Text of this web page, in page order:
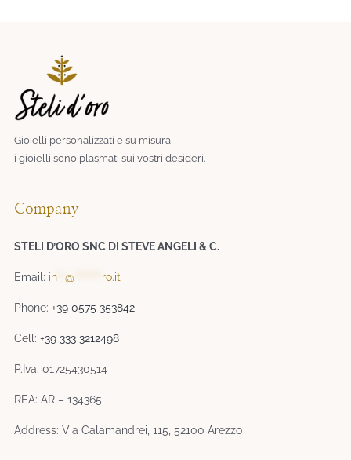
Gioielli personalizzati e su misura,
i gioielli sono plasmati sui vostri desideri.​
Company
STELI D’ORO SNC DI STEVE ANGELI & C.
Email: in **@ ro.it
Phone:+39 0575 353842
Cell:+39 333 3212498
P.Iva: 01725430514
REA: AR – 134365
Address: Via Calamandrei, 115, 52100 Arezzo